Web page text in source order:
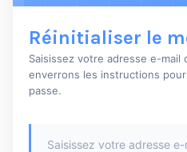
Réinitialiser le
Saisissez votre adresse e-
enverrons les instructions
passe.